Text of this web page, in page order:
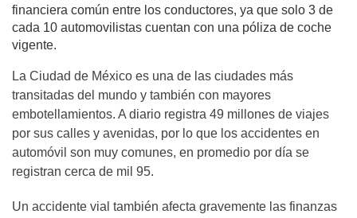
financiera común entre los conductores, ya que solo 3 de
cada 10 automovilistas cuentan con una póliza de coche
vigente.
La Ciudad de México es una de las ciudades más
transitadas del mundo y también con mayores
embotellamientos. A diario registra 49 millones de viajes
por sus calles y avenidas, por lo que los accidentes en
automóvil son muy comunes, en promedio por día se
registran cerca de mil 95.
Un accidente vial también afecta gravemente las finanzas